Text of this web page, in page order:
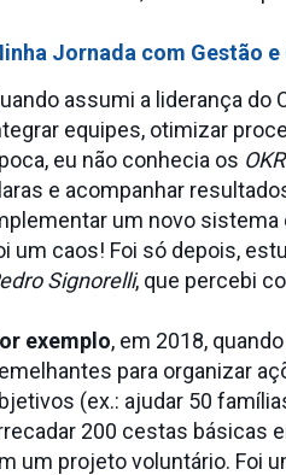
Jornada com Gestão e
assumi a liderança do
equipes, otimizar
eu não conhecia os
e acompanhar
um novo sistema
um caos! Foi só depois,
Signorelli, que percebi
exemplo, em 2018,
para organizar
(ex.: ajudar 50
200 cestas básicas
um projeto voluntário. Foi